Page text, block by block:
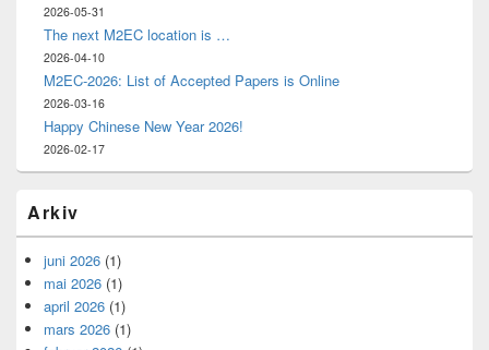
2026-05-31
The next M2EC location is …
2026-04-10
M2EC-2026: List of Accepted Papers is Online
2026-03-16
Happy Chinese New Year 2026!
2026-02-17
Arkiv
juni 2026 (1)
mai 2026 (1)
april 2026 (1)
mars 2026 (1)